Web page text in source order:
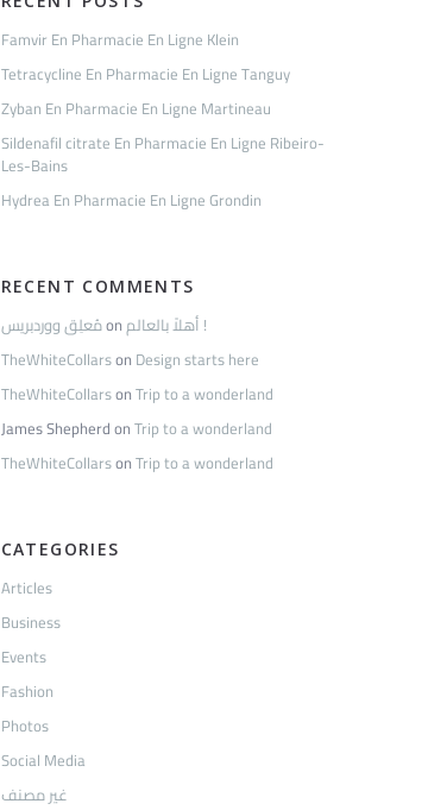
Famvir En Pharmacie En Ligne Klein
Tetracycline En Pharmacie En Ligne Tanguy
Zyban En Pharmacie En Ligne Martineau
Sildenafil citrate En Pharmacie En Ligne Ribeiro-
Les-Bains
Hydrea En Pharmacie En Ligne Grondin
RECENT COMMENTS
مُعلِق ووردبريسon
أهلاً بالعالم !
TheWhiteCollarson Design starts here
TheWhiteCollarsonTrip to a wonderland
James ShepherdonTrip to a wonderland
TheWhiteCollarsonTrip to a wonderland
CATEGORIES
Articles
Business
Events
Fashion
Photos
Social Media
غير مصنف